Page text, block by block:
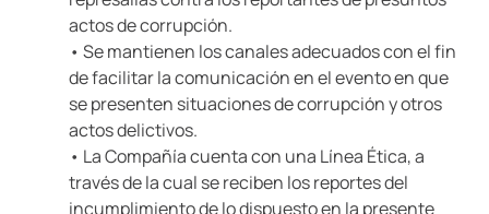
actos de corrupción.
• Se mantienen los canales adecuados con el fin
de facilitar la comunicación en el evento en que
se presenten situaciones de corrupción y otros
actos delictivos.
• La Compañía cuenta con una Línea Ética, a
través de la cual se reciben los reportes del
incumplimiento de lo dispuesto en la presente